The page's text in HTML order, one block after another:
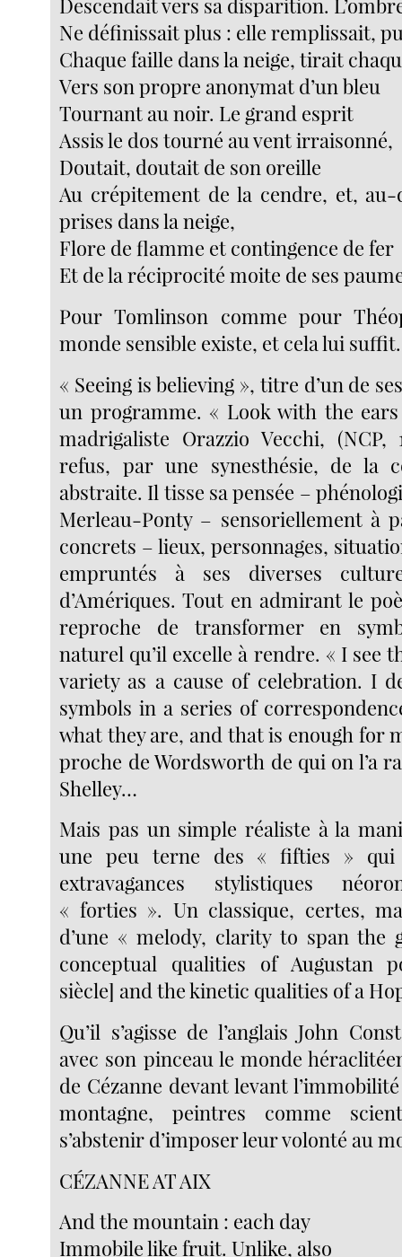
Descendait vers sa disparition.
Ne définissait plus : elle remplissait,
Chaque faille dans la neige, tirait
Vers son propre anonymat d’un bleu
Tournant au noir. Le grand esprit
Assis le dos tourné au vent irraisonné,
Doutait, doutait de son oreille
Au crépitement de la cendre, et, au-
prises dans la neige,
Flore de flamme et contingence de fer
Et de la réciprocité moite de ses
Pour Tomlinson comme pour
monde sensible existe, et cela lui suffit.
« Seeing is believing », titre d’un de
un programme. « Look with the
madrigaliste Orazzio Vecchi, (NCP,
refus, par une synesthésie, de la
abstraite. Il tisse sa pensée –
Merleau-Ponty – sensoriellement à
concrets – lieux, personnages,
empruntés à ses diverses
d’Amériques. Tout en admirant le
reproche de transformer en
naturel qu’il excelle à rendre. « I see
variety as a cause of celebration. I
symbols in a series of
what they are, and that is enough for
proche de Wordsworth de qui on l’a
Shelley…
Mais pas un simple réaliste à la
une peu terne des « fifties » qui
extravagances stylistiques
« forties ». Un classique, certes,
d’une « melody, clarity to span the
conceptual qualities of Augustan
siècle] and the kinetic qualities of a
Qu’il s’agisse de l’anglais John
avec son pinceau le monde
de Cézanne devant levant
montagne, peintres comme
s’abstenir d’imposer leur volonté au
CÉZANNE AT AIX
And the mountain : each day
Immobile like fruit. Unlike, also